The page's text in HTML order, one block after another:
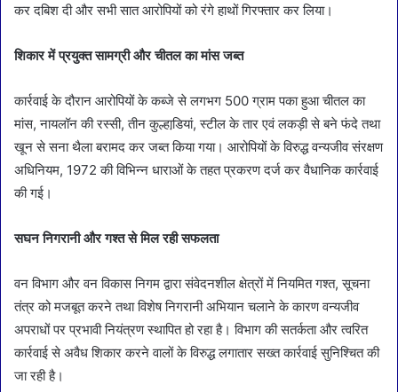
कर दबिश दी और सभी सात आरोपियों को रंगे हाथों गिरफ्तार कर लिया।
शिकार में प्रयुक्त सामग्री और चीतल का मांस जब्त
कार्रवाई के दौरान आरोपियों के कब्जे से लगभग 500 ग्राम पका हुआ चीतल का
मांस, नायलॉन की रस्सी, तीन कुल्हाडि़यां, स्टील के तार एवं लकड़ी से बने फंदे तथा
खून से सना थैला बरामद कर जब्त किया गया। आरोपियों के विरुद्ध वन्यजीव संरक्षण
अधिनियम, 1972 की विभिन्न धाराओं के तहत प्रकरण दर्ज कर वैधानिक कार्रवाई
की गई।
सघन निगरानी और गश्त से मिल रही सफलता
वन विभाग और वन विकास निगम द्वारा संवेदनशील क्षेत्रों में नियमित गश्त, सूचना
तंत्र को मजबूत करने तथा विशेष निगरानी अभियान चलाने के कारण वन्यजीव
अपराधों पर प्रभावी नियंत्रण स्थापित हो रहा है। विभाग की सतर्कता और त्वरित
कार्रवाई से अवैध शिकार करने वालों के विरुद्ध लगातार सख्त कार्रवाई सुनिश्चित की
जा रही है।